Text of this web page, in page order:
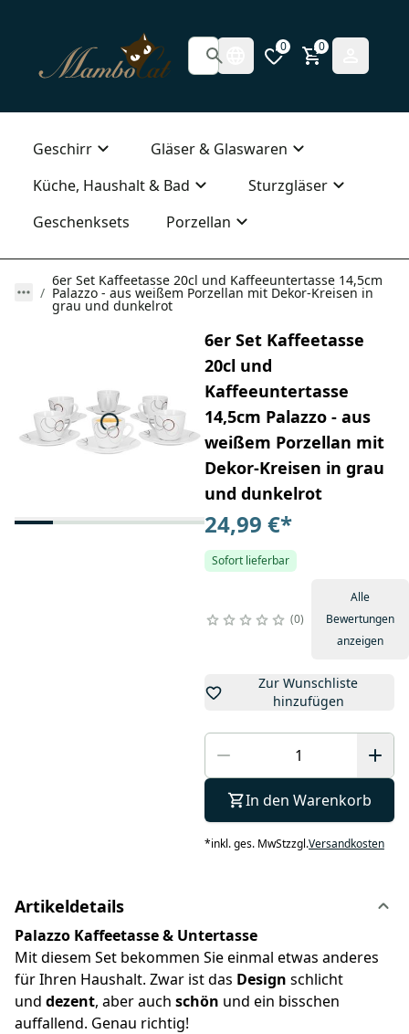
0 0
Geschirr
Gläser & Glaswaren
Küche, Haushalt & Bad
Sturzgläser
Geschenksets
Porzellan
6er Set Kaffeetasse 20cl und Kaffeeuntertasse 14,5cm
Palazzo - aus weißem Porzellan mit Dekor-Kreisen in
grau und dunkelrot
6er Set Kaffeetasse
20cl und
Kaffeeuntertasse
14,5cm Palazzo - aus
weißem Porzellan mit
Dekor-Kreisen in grau
und dunkelrot
24,99 €*
Sofort lieferbar
0
Alle
Bewertungen
anzeigen
Zur Wunschliste
hinzufügen
In den Warenkorb
*inkl. ges. MwStzzgl.Versandkosten
Artikeldetails
Palazzo Kaffeetasse & Untertasse
Mit diesem Set bekommen Sie einmal etwas anderes
für Ihren Haushalt. Zwar ist das Design schlicht
und dezent, aber auch schön und ein bisschen
auffallend. Genau richtig!